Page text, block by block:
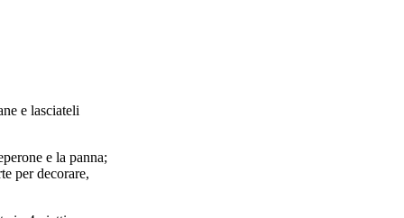
e lasciateli
e la panna;
per decorare,